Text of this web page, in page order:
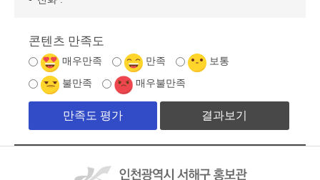
콘텐츠 만족도
매우만족 만족 보통
불만족 매우불만족
결과보기